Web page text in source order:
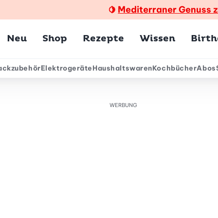
🍋 Mediterraner Genuss
Neu Shop Rezepte Wissen
ElektrogeräteHaushaltswarenKochbücherAbos
WERBUNG